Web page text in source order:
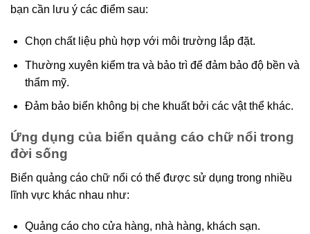
bạn cần lưu ý các điểm sau:
Chọn chất liệu phù hợp với môi trường lắp đặt.
Thường xuyên kiểm tra và bảo trì để đảm bảo độ bền và
thẩm mỹ.
Đảm bảo biển không bị che khuất bởi các vật thể khác.
Ứng dụng của biển quảng cáo chữ nổi trong
đời sống
Biển quảng cáo chữ nổi có thể được sử dụng trong nhiều
lĩnh vực khác nhau như:
Quảng cáo cho cửa hàng, nhà hàng, khách sạn.